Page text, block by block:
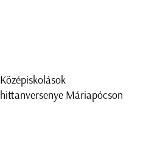
Középiskolások
hittanversenye Máriapócson